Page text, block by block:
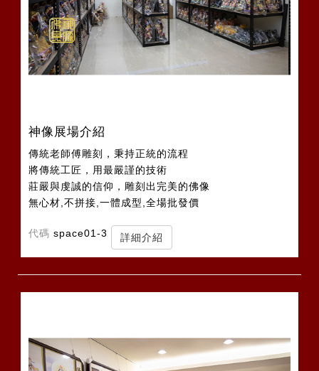
神像展場介紹
傳統老師傅雕刻，秉持正統的流程
將傳統工匠，用最嚴謹的技術
莊嚴與虔誠的信仰，雕刻出完美的佛像
無心材,不拼接,一體成型,全場批發價
代碼 space01-3 詳細介紹